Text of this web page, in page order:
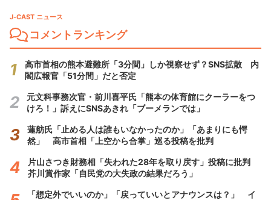
J-CAST ニュース
コメントランキング
高市首相の熊本避難所「3分間」しか視察せず？SNS拡散 内
閣広報官「51分間」だと否定
元文科事務次官・前川喜平氏「熊本の体育館にクーラーをつ
けろ！」訴えにSNSあきれ「ブーメランでは」
蓮舫氏「止める人は誰もいなかったのか」「あまりにも愕
然」 高市首相「上空から合掌」巡る投稿を批判
片山さつき財務相「失われた28年を取り戻す」投稿に批判
芥川賞作家「自民党の大失政の結果だろう」
「想定外でいいのか」「戻っていいとアナウンスは？」 イ